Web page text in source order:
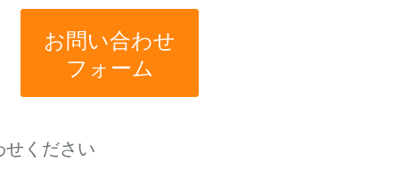
お問い合わせ
フォーム
せください